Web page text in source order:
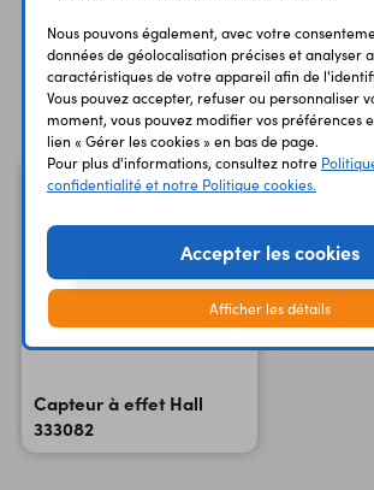
Vous avez déja
Capteur à effet Hall
333082
Nous pouvons également, avec votre
données de géolocalisation précises et analyser
caractéristiques de votre appareil afin de
Vous pouvez accepter, refuser ou personnaliser
moment, vous pouvez modifier vos préférences
lien « Gérer les cookies » en bas de page.
Pour plus d'informations, consultez notre
confidentialité et notre Politique cookies.
Accepter les cookies
Afficher les détails